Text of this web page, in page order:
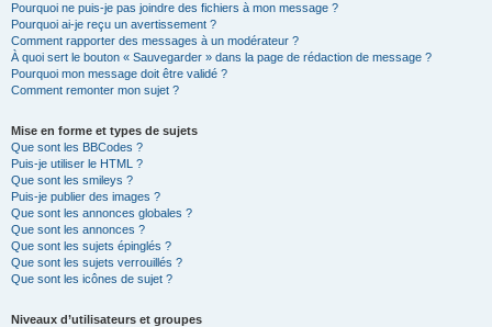
Pourquoi ne puis-je pas joindre des fichiers à mon message ?
Pourquoi ai-je reçu un avertissement ?
Comment rapporter des messages à un modérateur ?
À quoi sert le bouton « Sauvegarder » dans la page de rédaction de message ?
Pourquoi mon message doit être validé ?
Comment remonter mon sujet ?
Mise en forme et types de sujets
Que sont les BBCodes ?
Puis-je utiliser le HTML ?
Que sont les smileys ?
Puis-je publier des images ?
Que sont les annonces globales ?
Que sont les annonces ?
Que sont les sujets épinglés ?
Que sont les sujets verrouillés ?
Que sont les icônes de sujet ?
Niveaux d’utilisateurs et groupes